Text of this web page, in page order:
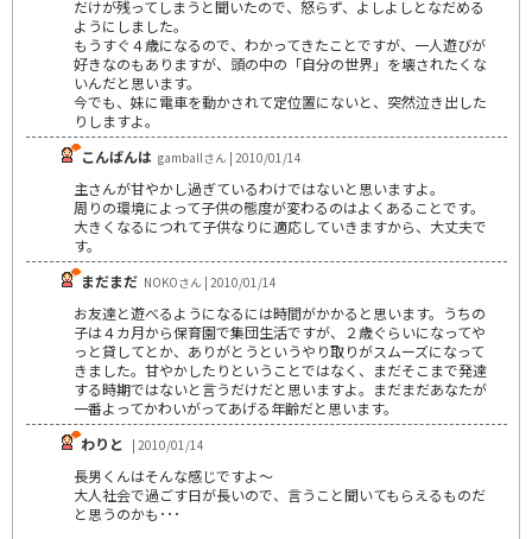
だけが残ってしまうと聞いたので、怒らず、よしよしとなだめる
ようにしました。
もうすぐ４歳になるので、わかってきたことですが、一人遊びが
好きなのもありますが、頭の中の「自分の世界」を壊されたくな
いんだと思います。
今でも、妹に電車を動かされて定位置にないと、突然泣き出した
りしますよ。
こんばんは gamballさん | 2010/01/14
主さんが甘やかし過ぎているわけではないと思いますよ。
周りの環境によって子供の態度が変わるのはよくあることです。
大きくなるにつれて子供なりに適応していきますから、大丈夫で
す。
まだまだ NOKOさん | 2010/01/14
お友達と遊べるようになるには時間がかかると思います。うちの
子は４カ月から保育園で集団生活ですが、２歳ぐらいになってや
っと貸してとか、ありがとうというやり取りがスムーズになって
きました。甘やかしたりということではなく、まだそこまで発達
する時期ではないと言うだけだと思いますよ。まだまだあなたが
一番よってかわいがってあげる年齢だと思います。
わりと
| 2010/01/14
長男くんはそんな感じですよ～
大人社会で過ごす日が長いので、言うこと聞いてもらえるものだ
と思うのかも･･･